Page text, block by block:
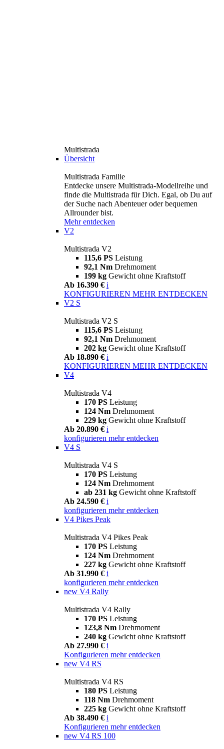
Multistrada
Übersicht
Multistrada Familie
Entdecke unsere Multistrada-Modellreihe und
finde die Multistrada für Dich. Egal, ob Du auf
der Suche nach Abenteuer oder bequemen
Allrounder bist.
Mehr entdecken
V2
Multistrada V2
115,6 PS Leistung
92,1 Nm Drehmoment
199 kg Gewicht ohne Kraftstoff
Ab 16.390 € i
KONFIGURIEREN MEHR ENTDECKEN
V2 S
Multistrada V2 S
115,6 PS Leistung
92,1 Nm Drehmoment
202 kg Gewicht ohne Kraftstoff
Ab 18.890 € i
KONFIGURIEREN MEHR ENTDECKEN
V4
Multistrada V4
170 PS Leistung
124 Nm Drehmoment
229 kg Gewicht ohne Kraftstoff
Ab 20.890 € i
konfigurieren mehr entdecken
V4 S
Multistrada V4 S
170 PS Leistung
124 Nm Drehmoment
ab 231 kg Gewicht ohne Kraftstoff
Ab 24.590 € i
konfigurieren mehr entdecken
V4 Pikes Peak
Multistrada V4 Pikes Peak
170 PS Leistung
124 Nm Drehmoment
227 kg Gewicht ohne Kraftstoff
Ab 31.990 € i
konfigurieren mehr entdecken
new V4 Rally
Multistrada V4 Rally
170 PS Leistung
123,8 Nm Drehmoment
240 kg Gewicht ohne Kraftstoff
Ab 27.990 € i
Konfigurieren mehr entdecken
new V4 RS
Multistrada V4 RS
180 PS Leistung
118 Nm Drehmoment
225 kg Gewicht ohne Kraftstoff
Ab 38.490 € i
Konfigurieren mehr entdecken
new V4 RS 100